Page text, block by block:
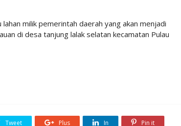
milik pemerintah daerah yang akan menjadi
di desa tanjung lalak selatan kecamatan Pulau
Tweet Plus In Pin it